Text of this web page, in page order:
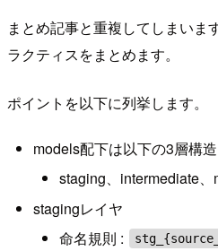
まとめ記事と重複してしまいま
ラクティスをまとめます。
ポイントを以下に列挙します。
models配下は以下の3層構造
staging、intermediate、
stagingレイヤ
命名規則 :